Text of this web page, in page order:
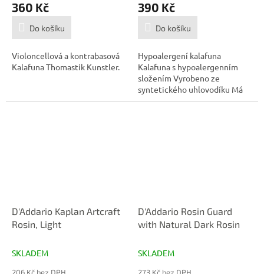
360 Kč
Do košíku
Violoncellová a kontrabasová
Kalafuna Thomastik Kunstler.
390 Kč
Do košíku
Hypoalergení kalafuna
Kalafuna s hypoalergenním
složením Vyrobeno ze
syntetického uhlovodíku Má
stejné...
D'Addario Kaplan Artcraft
Rosin, Light
SKLADEM
D'Addario Rosin Guard
with Natural Dark Rosin
SKLADEM